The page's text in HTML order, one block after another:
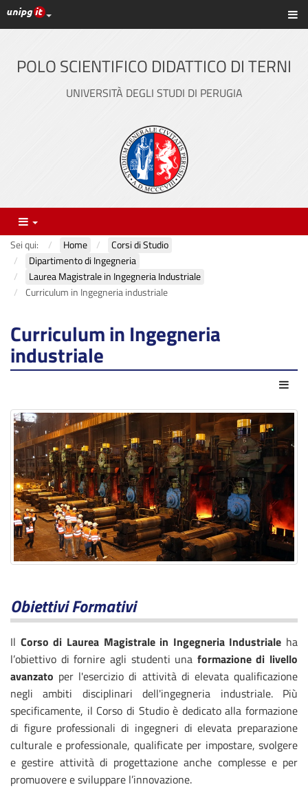
Vai
al
principale
Link ai principali servizi web di Ateneo
POLO SCIENTIFICO DIDATTICO DI TERNI
UNIVERSITÀ DEGLI STUDI DI PERUGIA
Menu
Sei qui: Home
Corsi di Studio
Dipartimento di Ingegneria
Laurea Magistrale in Ingegneria Industriale
Curriculum in Ingegneria industriale
Curriculum in Ingegneria
industriale
Obiettivi Formativi
Il Corso di Laurea Magistrale in Ingegneria Industriale ha
l’obiettivo di fornire agli studenti una formazione di livello
avanzato per l'esercizio di attività di elevata qualificazione
negli ambiti disciplinari dell'ingegneria industriale. Più
specificamente, il Corso di Studio è dedicato alla formazione
di figure professionali di ingegneri di elevata preparazione
culturale e professionale, qualificate per impostare, svolgere
e gestire attività di progettazione anche complesse e per
promuovere e sviluppare l’innovazione.